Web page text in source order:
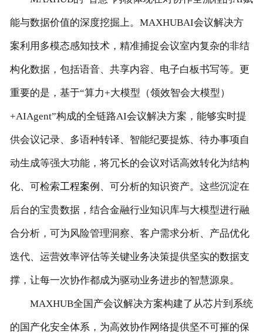
能与数据价值的深度挖掘上。MAXHUBAI会议解决方
案利用多模态感知技术，精准捕捉会议室内复杂的非结
构化数据，包括语音、共享内容、电子白板书写等。更
重要的是，基于“算力+大模型（领效智会大模型）
+AIAgent”构成的全链路AI会议解决方案，能够实时提
供会议记录、多语种转译、智能纪要提炼、待办事项自
动生成等强大功能，将冗长的会议对话高效转化为结构
化、可检索工程案例 、可分析的知识资产。这些沉淀在
后台的宝贵数据，结合金融行业知识库与大模型进行融
合分析，可为风险管理洞察、客户需求分析、产品优化
迭代、运营效率评估等关键业务决策提供坚实的数据支
撑，让每一次协作都成为驱动业务进步的智慧源泉。
MAXHUB全国产会议解决方案构建了从芯片到系统
的国产化安全体系，为高效协作网络提供坚不可摧的保